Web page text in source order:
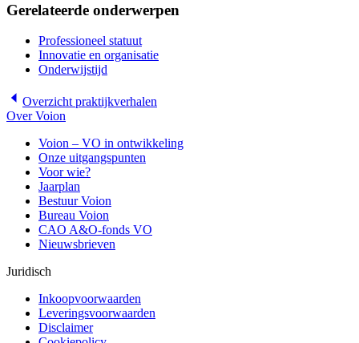
Gerelateerde onderwerpen
Professioneel statuut
Innovatie en organisatie
Onderwijstijd
Overzicht praktijkverhalen
Over Voion
Voion – VO in ontwikkeling
Onze uitgangspunten
Voor wie?
Jaarplan
Bestuur Voion
Bureau Voion
CAO A&O-fonds VO
Nieuwsbrieven
Juridisch
Inkoopvoorwaarden
Leveringsvoorwaarden
Disclaimer